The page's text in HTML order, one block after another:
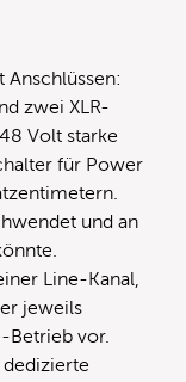
zwei XLR-
Volt starke
für Power
und an
Line-Kanal,
jeweils
Betrieb vor.
dedizierte